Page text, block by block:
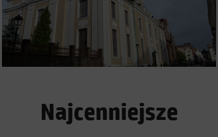
Najcenniejsze